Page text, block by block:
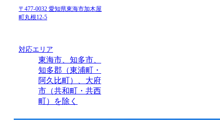
〒477-0032 愛知県東海市加木屋
町丸根12-5
対応エリア
東海市、知多市、
知多郡（東浦町・
阿久比町）、大府
市（共和町・共西
町）を除く